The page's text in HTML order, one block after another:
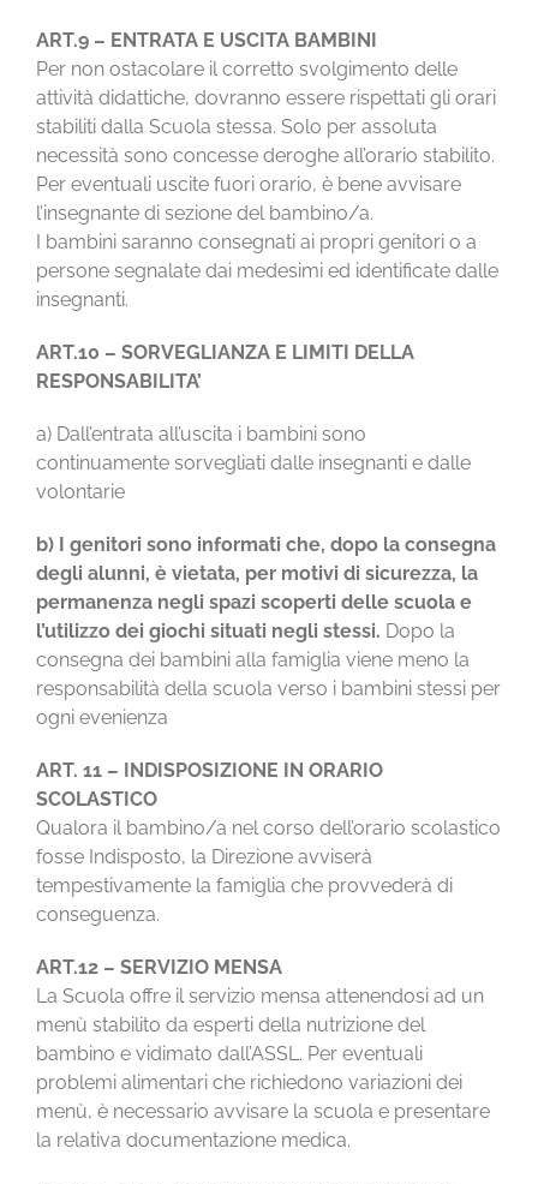
ART.9 – ENTRATA E USCITA BAMBINI
Per non ostacolare il corretto svolgimento delle
attività didattiche, dovranno essere rispettati gli orari
stabiliti dalla Scuola stessa. Solo per assoluta
necessità sono concesse deroghe all’orario stabilito.
Per eventuali uscite fuori orario, è bene avvisare
l’insegnante di sezione del bambino/a.
I bambini saranno consegnati ai propri genitori o a
persone segnalate dai medesimi ed identificate dalle
insegnanti.
ART.10 – SORVEGLIANZA E LIMITI DELLA
RESPONSABILITA’
a) Dall’entrata all’uscita i bambini sono
continuamente sorvegliati dalle insegnanti e dalle
volontarie
b) I genitori sono informati che, dopo la consegna
degli alunni, è vietata, per motivi di sicurezza, la
permanenza negli spazi scoperti delle scuola e
l’utilizzo dei giochi situati negli stessi. Dopo la
consegna dei bambini alla famiglia viene meno la
responsabilità della scuola verso i bambini stessi per
ogni evenienza
ART. 11 – INDISPOSIZIONE IN ORARIO
SCOLASTICO
Qualora il bambino/a nel corso dell’orario scolastico
fosse Indisposto, la Direzione avviserà
tempestivamente la famiglia che provvederà di
conseguenza.
ART.12 – SERVIZIO MENSA
La Scuola offre il servizio mensa attenendosi ad un
menù stabilito da esperti della nutrizione del
bambino e vidimato dall’ASSL. Per eventuali
problemi alimentari che richiedono variazioni dei
menù, è necessario avvisare la scuola e presentare
la relativa documentazione medica.